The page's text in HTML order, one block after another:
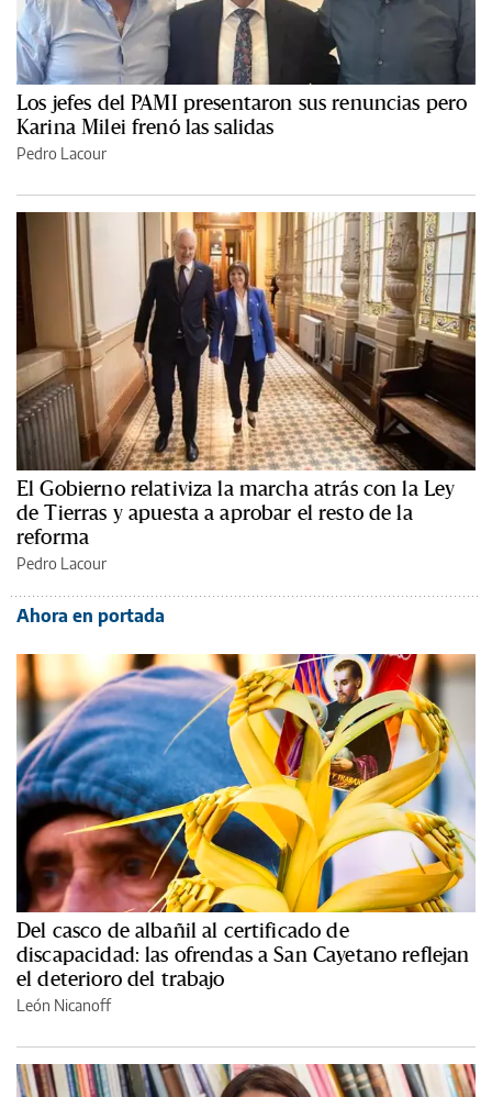
Los jefes del PAMI presentaron sus renuncias pero
Karina Milei frenó las salidas
Pedro Lacour
El Gobierno relativiza la marcha atrás con la Ley
de Tierras y apuesta a aprobar el resto de la
reforma
Pedro Lacour
Ahora en portada
Del casco de albañil al certificado de
discapacidad: las ofrendas a San Cayetano reflejan
el deterioro del trabajo
León Nicanoff